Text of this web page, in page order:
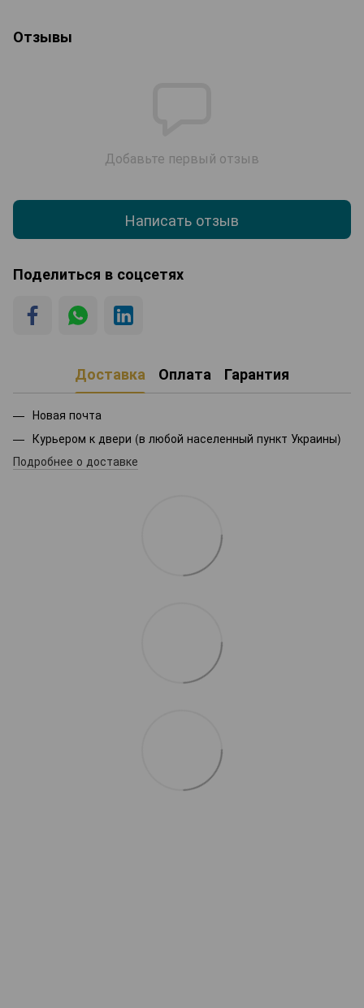
Отзывы
Добавьте первый отзыв
Написать отзыв
Поделиться в соцсетях
Доставка Оплата Гарантия
Новая почта
Курьером к двери (в любой населенный пункт Украины)
Подробнее о доставке